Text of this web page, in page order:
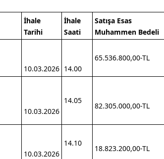
İhale
Tarihi
İhale
Saati
Satışa Esas
Muhammen Bedeli
10.03.2026 14.00
65.536.800,00-TL
10.03.2026
14.05
82.305.000,00-TL
10.03.2026
14.10
18.823.200,00-TL